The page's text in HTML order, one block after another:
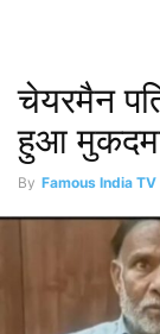
चेयरमैन
हुआ
By Famous India TV